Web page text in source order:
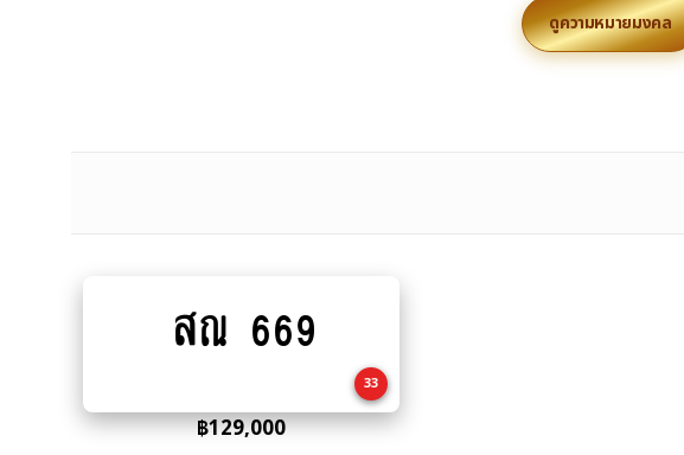
ดูความหมายมงคล
to
สณ 669
33
฿129,000